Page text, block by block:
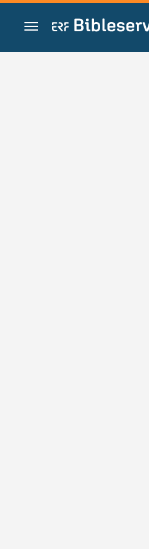
Zum Inhalt springen